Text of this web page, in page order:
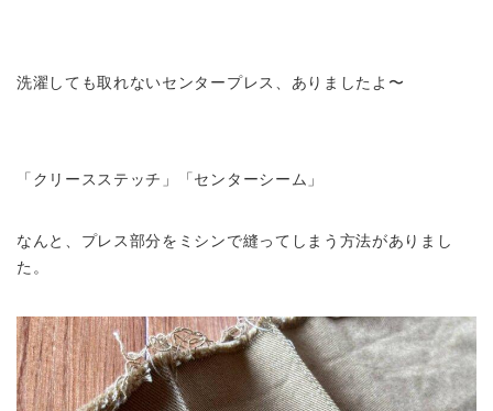
洗濯しても取れないセンタープレス、ありましたよ〜
「クリースステッチ」「センターシーム」
なんと、プレス部分をミシンで縫ってしまう方法がありまし
た。